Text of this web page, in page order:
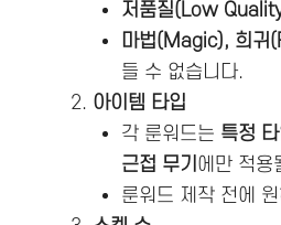
저품질(Low
마법(Magic), 희귀
들 수 없습니다.
아이템 타입
각 룬워드는 특정
근접 무기 에만 적용
룬워드 제작 전에